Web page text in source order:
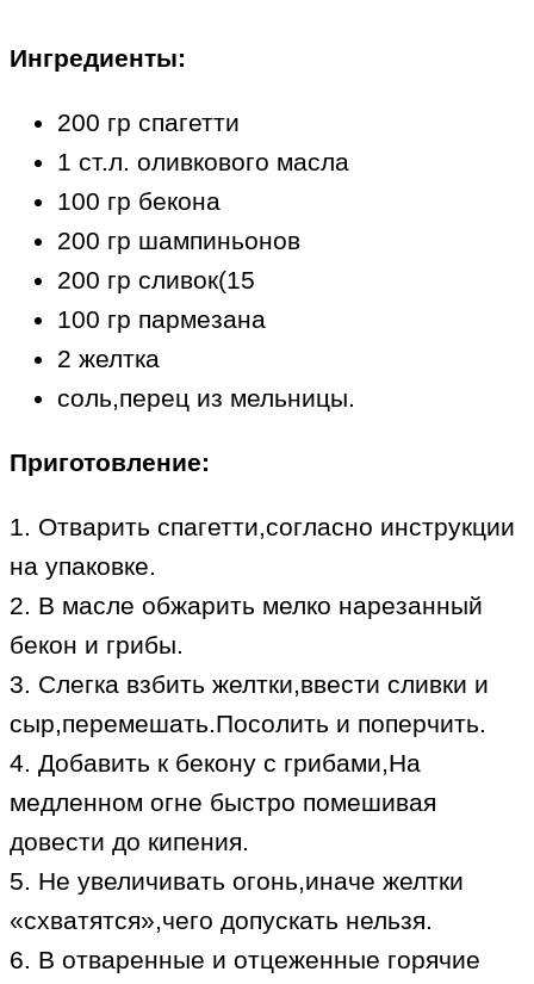
Ингредиенты:
200 гр спагетти
1 ст.л. оливкового масла
100 гр бекона
200 гр шампиньонов
200 гр сливок(15
100 гр пармезана
2 желтка
соль,перец из мельницы.
Приготовление:
1. Отварить спагетти,согласно инструкции
на упаковке.
2. В масле обжарить мелко нарезанный
бекон и грибы.
3. Слегка взбить желтки,ввести сливки и
сыр,перемешать.Посолить и поперчить.
4. Добавить к бекону с грибами,На
медленном огне быстро помешивая
довести до кипения.
5. Не увеличивать огонь,иначе желтки
«схватятся»,чего допускать нельзя.
6. В отваренные и отцеженные горячие